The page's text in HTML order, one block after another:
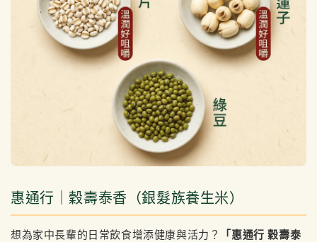
惠通行｜穀壽泰香（銀髮族養生米）
想為家中長輩的日常飲食增添健康與活力？
「惠通行 穀壽泰